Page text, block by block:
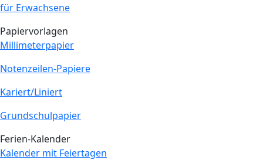
für Erwachsene
Papiervorlagen
Millimeterpapier
Notenzeilen-Papiere
Kariert/Liniert
Grundschulpapier
Ferien-Kalender
Kalender mit Feiertagen